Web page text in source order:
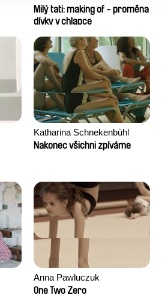
Milý tati: making of - proměna
dívky v chlapce
Katharina Schnekenbühl
Nakonec všichni zpíváme
Anna Pawluczuk
One Two Zero